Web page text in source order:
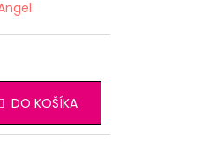
DO KOŠÍKA